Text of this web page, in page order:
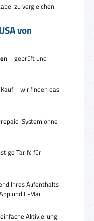
zu vergleichen.
von
– geprüft und
– wir finden das
System ohne
Tarife für
Ihres Aufenthalts
und E-Mail
Aktivierung